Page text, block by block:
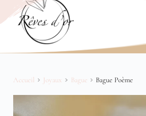
Accueil Joyaux Bague Bague Poème